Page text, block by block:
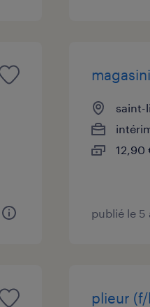
saint-
12,90
publié le 5
plieur